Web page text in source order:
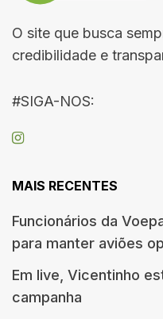
O site que busca
credibilidade e
#SIGA-NOS:
MAIS RECENTES
Funcionários da
para manter aviões
Em live, Vicentinho
campanha